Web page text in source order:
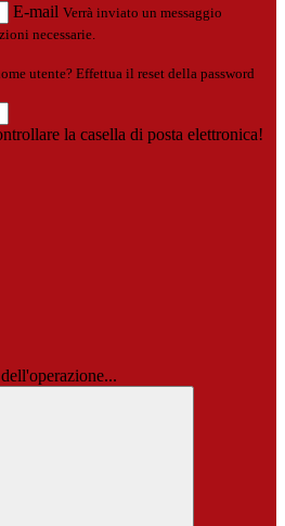
E-mail Verrà inviato un messaggio
necessarie.
utente? Effettua il reset della password
la casella di posta elettronica!